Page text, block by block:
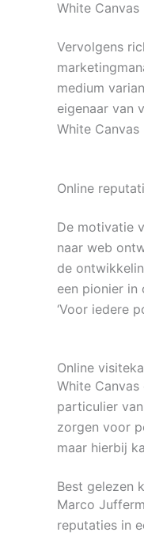
White
Vervolgens
medium
eigenaar van
White
Online
De motivatie
naar web
de
een pionier in
‘Voor iedere
Online
White
particulier
zorgen voor
maar hierbij
Best gelezen
Marco
reputaties in